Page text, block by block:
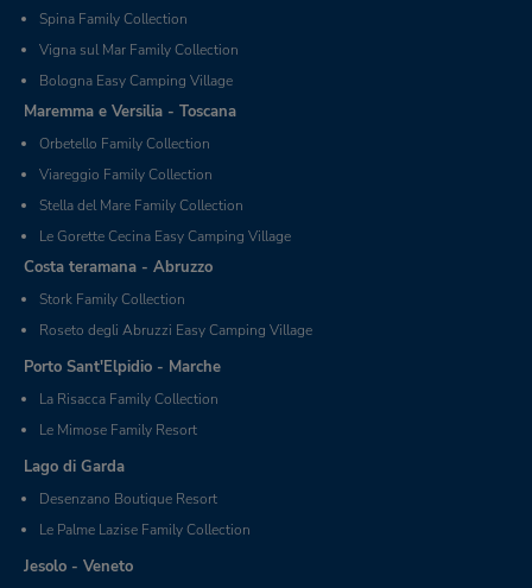
Spina Family Collection
Vigna sul Mar Family Collection
Bologna Easy Camping Village
Maremma e Versilia - Toscana
Orbetello Family Collection
Viareggio Family Collection
Stella del Mare Family Collection
Le Gorette Cecina Easy Camping Village
Costa teramana - Abruzzo
Stork Family Collection
Roseto degli Abruzzi Easy Camping Village
Porto Sant'Elpidio - Marche
La Risacca Family Collection
Le Mimose Family Resort
Lago di Garda
Desenzano Boutique Resort
Le Palme Lazise Family Collection
Jesolo - Veneto